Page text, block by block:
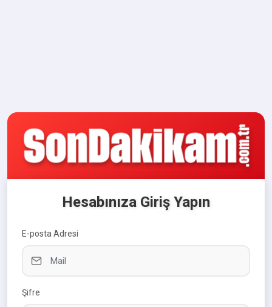
Hesabınıza Giriş Yapın
E-posta Adresi
Şifre